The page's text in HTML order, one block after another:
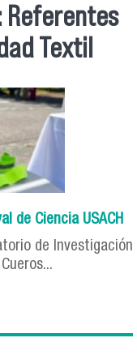
Referentes
Textil
de Ciencia USACH
de Investigación